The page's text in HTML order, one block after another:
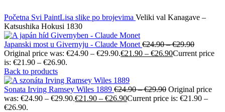
Početna Svi PaintLisa slike po brojevima Veliki val Kanagave –
Katsushika Hokusi 1830
Japanski most u Givernyju - Claude Monet €24.90–€29.90
Original price was: €24.90 – €29.90.€21.90 – €26.90Current price
is: €21.90 – €26.90.
Back to products
Sonata Irving Ramsey Wiles 1889 €24.90–€29.90 Original price
was: €24.90 – €29.90.€21.90 – €26.90Current price is: €21.90 –
€26.90.